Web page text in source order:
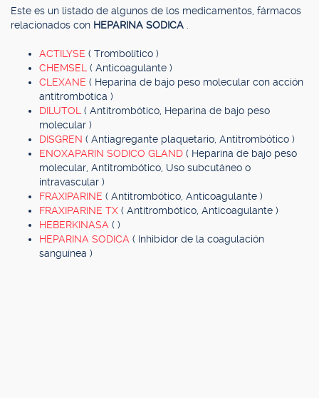
Este es un listado de algunos de los medicamentos, fármacos
relacionados con HEPARINA SODICA
ACTILYSE ( Trombolítico )
CHEMSEL ( Anticoagulante )
CLEXANE ( Heparina de bajo peso molecular con acción
antitrombótica )
DILUTOL ( Antitrombótico, Heparina de bajo peso
molecular )
DISGREN ( Antiagregante plaquetario, Antitrombótico )
ENOXAPARIN SODICO GLAND ( Heparina de bajo peso
molecular, Antitrombótico, Uso subcutáneo o
intravascular )
FRAXIPARINE ( Antitrombótico, Anticoagulante )
FRAXIPARINE TX ( Antitrombótico, Anticoagulante )
HEBERKINASA ( )
HEPARINA SODICA ( Inhibidor de la coagulación
sanguínea )